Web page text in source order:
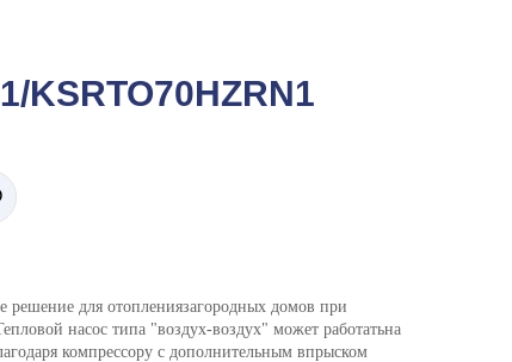
KSRTO70HZRN1
для отоплениязагородных домов при
насос типа "воздух-воздух" может работатьна
компрессору с дополнительным впрыском